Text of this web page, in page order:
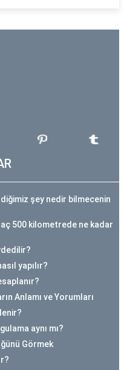
şey nedir bilmecenin
500 kilometrede ne kadar
yapılır?
Anlamı ve Yorumları
aynı mı?
Görmek